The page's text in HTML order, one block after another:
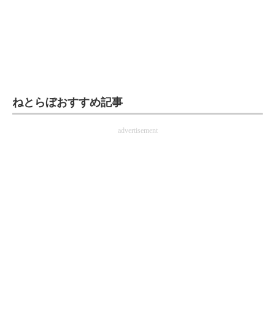
マーケ×ITの今がよく分かる
ねとらぼおすすめ記事
advertisement